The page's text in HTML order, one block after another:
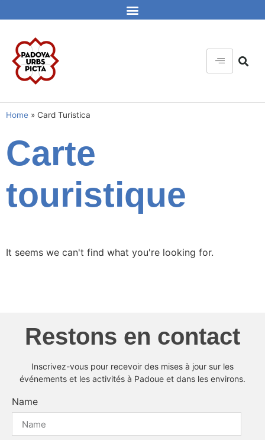
Home » Card Turistica
Carte
touristique
It seems we can't find what you're looking for.
Restons en contact
Inscrivez-vous pour recevoir des mises à jour sur les
événements et les activités à Padoue et dans les environs.
Name